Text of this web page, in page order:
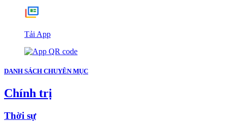
Tải App
DANH SÁCH CHUYÊN MỤC
Chính trị
Thời sự